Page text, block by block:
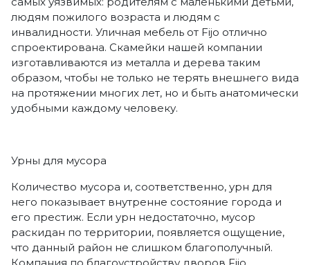
людям пожилого возраста и людям с
инвалидности. Уличная мебель от Fijo отлично
спроектирована. Скамейки нашей компании
изготавливаются из металла и дерева таким
образом, чтобы не только не терять внешнего вида
на протяжении многих лет, но и быть анатомически
удобными каждому человеку.
Урны для мусора
Количество мусора и, соответственно, урн для
него показывает внутренне состояние города и
его престиж. Если урн недостаточно, мусор
раскидан по территории, появляется ощущение,
что данный район не слишком благополучный.